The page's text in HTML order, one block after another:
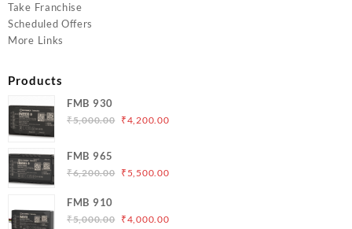
Take Franchise
Scheduled Offers
More Links
Products
FMB 930
₹5,000.00 Original
₹5,000.00.
₹4,200.00Current
FMB 965
₹6,200.00 Original
₹6,200.00.
₹ 5,500.00Current
₹5,500.00.
FMB 910
₹5,000.00 Original
₹4,000.00Current